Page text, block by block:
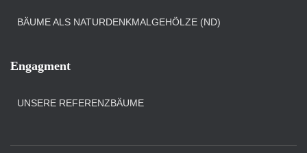
BÄUME ALS NATURDENKMALGEHÖLZE (ND)
Engagment
UNSERE REFERENZBÄUME